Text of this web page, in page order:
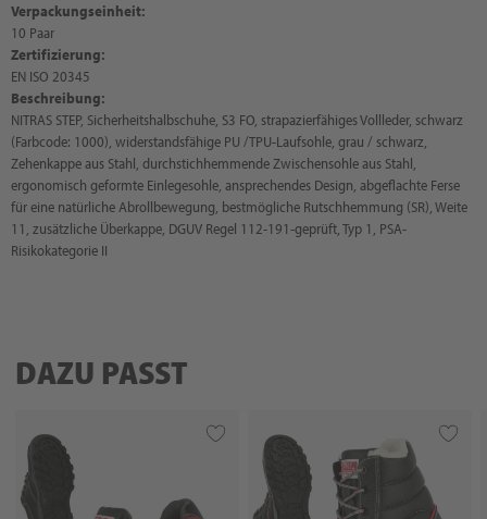
Verpackungseinheit:
10 Paar
Zertifizierung:
EN ISO 20345
Beschreibung:
NITRAS STEP, Sicherheitshalbschuhe, S3 FO, strapazierfähiges Vollleder, schwarz
(Farbcode: 1000), widerstandsfähige PU /TPU-Laufsohle, grau / schwarz,
Zehenkappe aus Stahl, durchstichhemmende Zwischensohle aus Stahl,
ergonomisch geformte Einlegesohle, ansprechendes Design, abgeflachte Ferse
für eine natürliche Abrollbewegung, bestmögliche Rutschhemmung (SR), Weite
11, zusätzliche Überkappe, DGUV Regel 112-191-geprüft, Typ 1, PSA-
Risikokategorie II
DAZU PASST